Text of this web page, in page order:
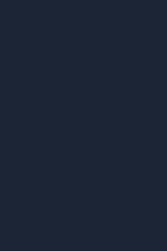
aussagekräftige
und behutsam
der Bootsplanken
die einfache
erhalten um so den